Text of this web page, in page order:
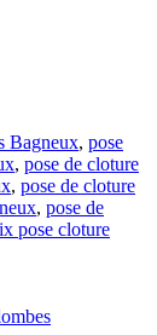
Bagneux, pose
, pose de cloture
, pose de cloture
, pose de
pose cloture